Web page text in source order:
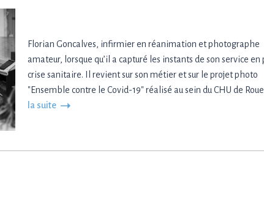
Florian Goncalves, infirmier en réanimation et photographe
amateur, lorsque qu’il a capturé les instants de son service en
crise sanitaire. Il revient sur son métier et sur le projet photo
"Ensemble contre le Covid-19" réalisé au sein du CHU de
la suite